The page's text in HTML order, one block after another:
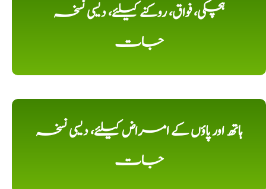
ہچکی، فواق، روکنے کیلئے، دیسی نسخہ
جات
ہاتھ اور پاؤں کے امراض کیلئے، دیسی نسخہ
جات